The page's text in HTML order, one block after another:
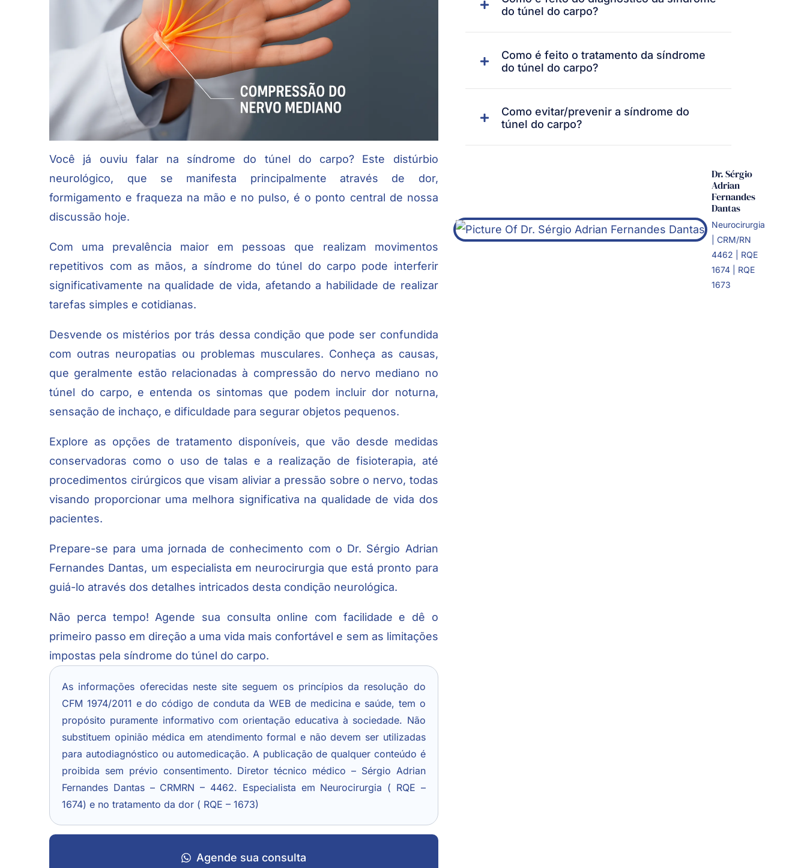
Você já ouviu falar na síndrome do túnel do carpo? Este distúrbio
neurológico, que se manifesta principalmente através de dor,
formigamento e fraqueza na mão e no pulso, é o ponto central de nossa
discussão hoje.
Com uma prevalência maior em pessoas que realizam movimentos
repetitivos com as mãos, a síndrome do túnel do carpo pode interferir
significativamente na qualidade de vida, afetando a habilidade de realizar
tarefas simples e cotidianas.
Desvende os mistérios por trás dessa condição que pode ser confundida
com outras neuropatias ou problemas musculares. Conheça as causas,
que geralmente estão relacionadas à compressão do nervo mediano no
túnel do carpo, e entenda os sintomas que podem incluir dor noturna,
sensação de inchaço, e dificuldade para segurar objetos pequenos.
Explore as opções de tratamento disponíveis, que vão desde medidas
conservadoras como o uso de talas e a realização de fisioterapia, até
procedimentos cirúrgicos que visam aliviar a pressão sobre o nervo, todas
visando proporcionar uma melhora significativa na qualidade de vida dos
pacientes.
Prepare-se para uma jornada de conhecimento com o Dr. Sérgio Adrian
Fernandes Dantas, um especialista em neurocirurgia que está pronto para
guiá-lo através dos detalhes intricados desta condição neurológica.
Não perca tempo! Agende sua consulta online com facilidade e dê o
primeiro passo em direção a uma vida mais confortável e sem as limitações
impostas pela síndrome do túnel do carpo.
As informações oferecidas neste site seguem os princípios da resolução do
CFM 1974/2011 e do código de conduta da WEB de medicina e saúde, tem o
propósito puramente informativo com orientação educativa à sociedade. Não
substituem opinião médica em atendimento formal e não devem ser utilizadas
para autodiagnóstico ou automedicação. A publicação de qualquer conteúdo é
proibida sem prévio consentimento. Diretor técnico médico – Sérgio Adrian
Fernandes Dantas – CRMRN – 4462. Especialista em Neurocirurgia ( RQE –
1674) e no tratamento da dor ( RQE – 1673)
Agende sua consulta
do túnel do carpo?
Como é feito o tratamento da síndrome
do túnel do carpo?
Como evitar/prevenir a síndrome do
túnel do carpo?
Dr. Sérgio
Adrian
Fernandes
Dantas
Neurocirurgia
| CRM/RN
4462 | RQE
1674 | RQE
1673